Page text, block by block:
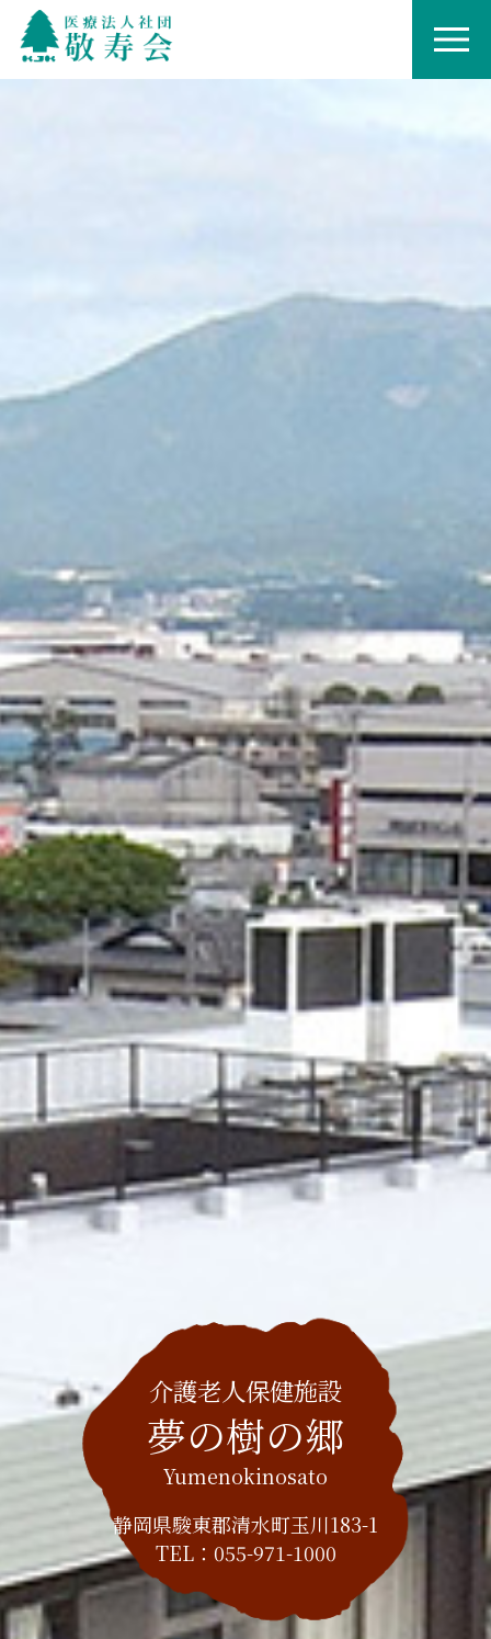
介護老人保健施設
夢の樹の郷
Yumenokinosato
静岡県駿東郡清水町玉川183-1
TEL： 055-971-1000